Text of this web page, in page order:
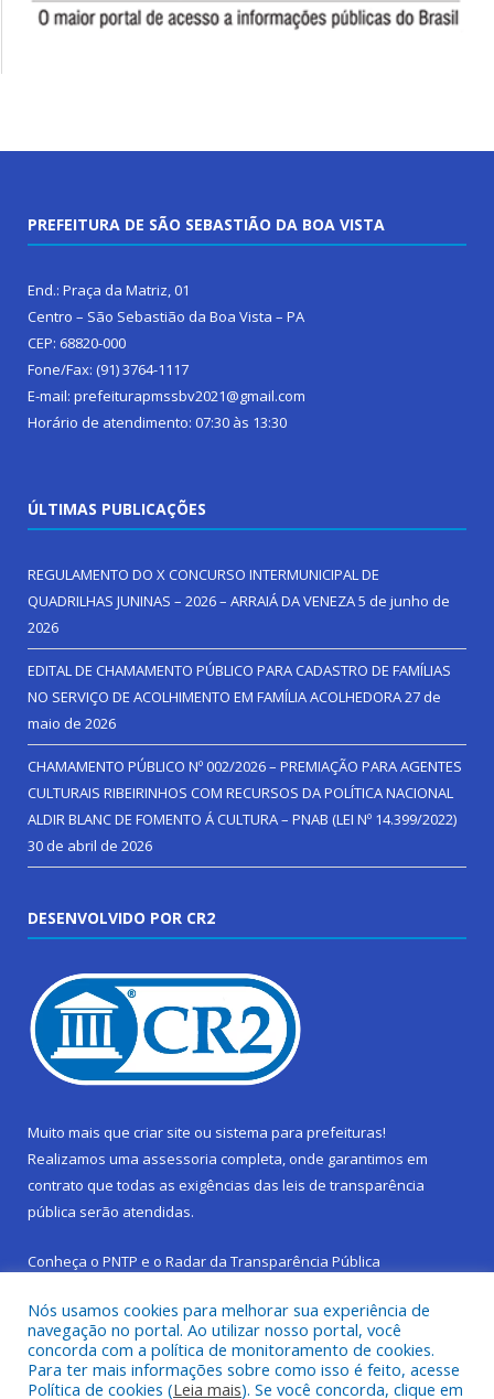
PREFEITURA DE SÃO SEBASTIÃO DA BOA VISTA
End.: Praça da Matriz, 01
Centro – São Sebastião da Boa Vista – PA
CEP: 68820-000
Fone/Fax: (91) 3764-1117
E-mail: prefeiturapmssbv2021@gmail.com
Horário de atendimento: 07:30 às 13:30
ÚLTIMAS PUBLICAÇÕES
REGULAMENTO DO X CONCURSO INTERMUNICIPAL DE
QUADRILHAS JUNINAS – 2026 – ARRAIÁ DA VENEZA5 de junho de
2026
EDITAL DE CHAMAMENTO PÚBLICO PARA CADASTRO DE FAMÍLIAS
NO SERVIÇO DE ACOLHIMENTO EM FAMÍLIA ACOLHEDORA27 de
maio de 2026
CHAMAMENTO PÚBLICO Nº 002/2026 – PREMIAÇÃO PARA AGENTES
CULTURAIS RIBEIRINHOS COM RECURSOS DA POLÍTICA NACIONAL
ALDIR BLANC DE FOMENTO Á CULTURA – PNAB (LEI Nº 14.399/2022)
30 de abril de 2026
DESENVOLVIDO POR CR2
Muito mais que criar site ou sistema para prefeituras!
Realizamos uma assessoria completa, onde garantimos em
contrato que todas as exigências das leis de transparência
pública serão atendidas.
Conheça o PNTP e o Radar da Transparência Pública
Todos os direitos reservados a Prefeitura Municipal de São
Nós usamos cookies para melhorar sua experiência de
navegação no portal. Ao utilizar nosso portal, você
concorda com a política de monitoramento de cookies.
Para ter mais informações sobre como isso é feito, acesse
Política de cookies (Leia mais). Se você concorda, clique em